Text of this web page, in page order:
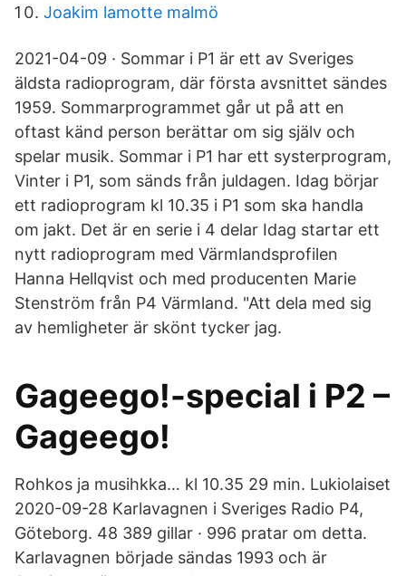
Joakim lamotte malmö
2021-04-09 · Sommar i P1 är ett av Sveriges
äldsta radioprogram, där första avsnittet sändes
1959. Sommarprogrammet går ut på att en
oftast känd person berättar om sig själv och
spelar musik. Sommar i P1 har ett systerprogram,
Vinter i P1, som sänds från juldagen. Idag börjar
ett radioprogram kl 10.35 i P1 som ska handla
om jakt. Det är en serie i 4 delar Idag startar ett
nytt radioprogram med Värmlandsprofilen
Hanna Hellqvist och med producenten Marie
Stenström från P4 Värmland. "Att dela med sig
av hemligheter är skönt tycker jag.
Gageego!-special i P2 –
Gageego!
Rohkos ja musihkka… kl 10.35 29 min. Lukiolaiset
2020-09-28 Karlavagnen i Sveriges Radio P4,
Göteborg. 48 389 gillar · 996 pratar om detta.
Karlavagnen började sändas 1993 och är